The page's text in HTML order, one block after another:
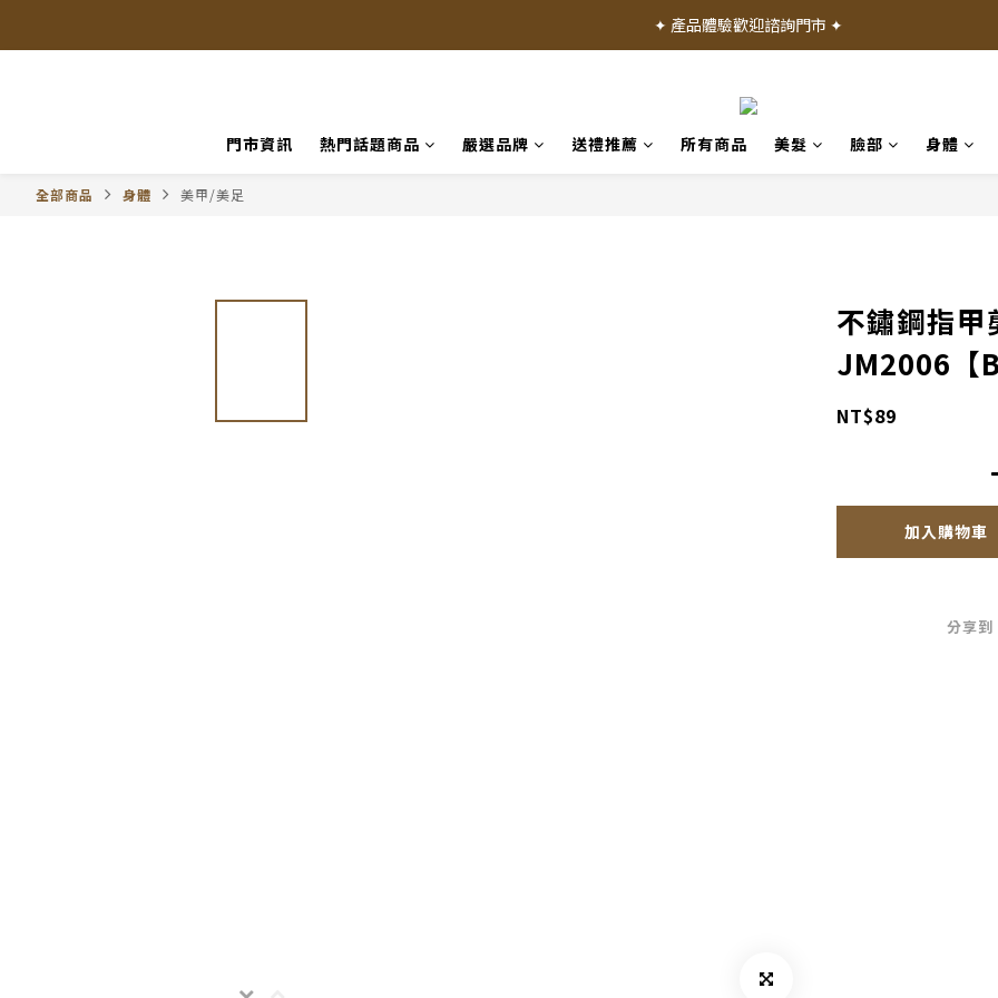
✦ 加入會員就送 50 元購物禮金 ✦
✦ 產品體驗歡迎諮詢門市 ✦
門市資訊 熱門話題商品 嚴選品牌 送禮推薦 所有商品 美髮 臉部 身體
全部商品 身體 美甲/美足
不鏽鋼指甲
JM2006【
NT$89
加入購物車
分享到